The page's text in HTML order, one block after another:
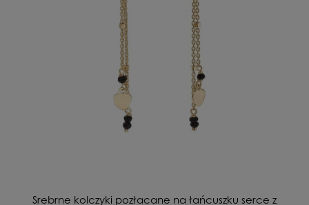
Srebrne kolczyki pozłacane na łańcuszku serce z